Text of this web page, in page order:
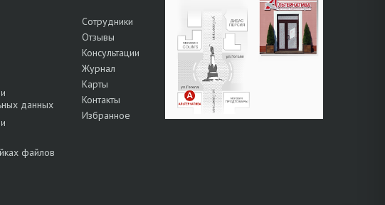
данных
файлов
Сотрудники
Отзывы
Консультации
Журнал
Карты
Контакты
Избранное